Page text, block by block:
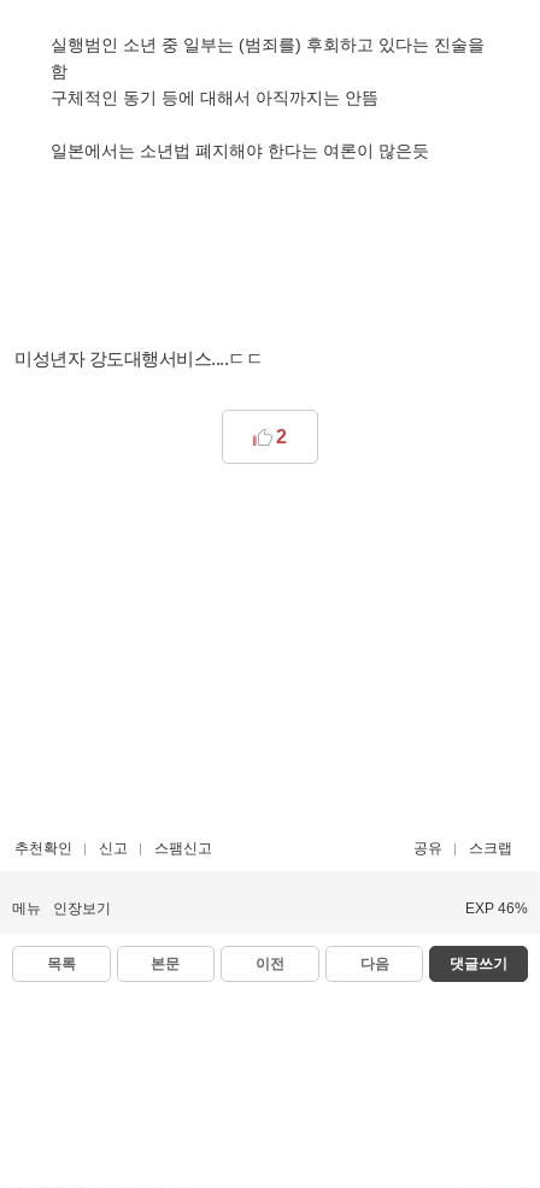
실행범인 소년 중 일부는 (범죄를) 후회하고 있다는 진술을
함
구체적인 동기 등에 대해서 아직까지는 안뜸
일본에서는 소년법 폐지해야 한다는 여론이 많은듯
미성년자 강도대행서비스....ㄷㄷ
2
추천확인 신고 스팸신고 공유 스크랩
메뉴 인장보기 EXP 46%
목록 본문 이전 다음 댓글쓰기